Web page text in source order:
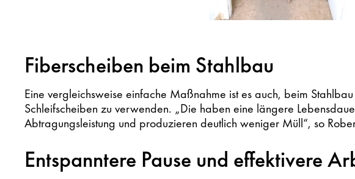
Fiberscheiben beim Stahlbau
Eine vergleichsweise einfache Maßnahme ist es auch, beim
Schleifscheiben zu verwenden. „Die haben eine längere
Abtragungsleistung und produzieren deutlich weniger Müll“, so
Entspanntere Pause und effektivere